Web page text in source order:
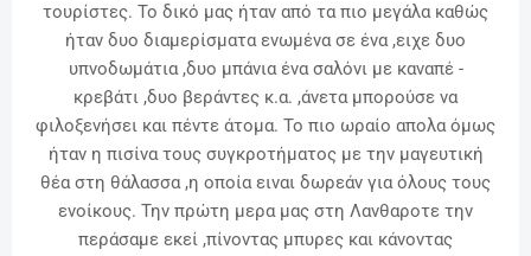
τουρίστες. Το δικό μας ήταν από τα πιο μεγάλα καθώς
ήταν δυο διαμερίσματα ενωμένα σε ένα ,ειχε δυο
υπνοδωμάτια ,δυο μπάνια ένα σαλόνι με καναπέ -
κρεβάτι ,δυο βεράντες κ.α. ,άνετα μπορούσε να
φιλοξενήσει και πέντε άτομα. Το πιο ωραίο απολα όμως
ήταν η πισίνα τους συγκροτήματος με την μαγευτική
θέα στη θάλασσα ,η οποία ειναι δωρεάν για όλους τους
ενοίκους. Την πρώτη μερα μας στη Λανθαροτε την
περάσαμε εκεί ,πίνοντας μπυρες και κάνοντας